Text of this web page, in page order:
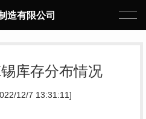
造有限公司
库存分布情况
12/7 13:31:11]